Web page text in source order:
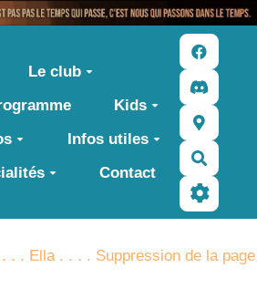
Le club
Kids
Infos utiles
Contact
. . Ella . . . . Suppression de la page